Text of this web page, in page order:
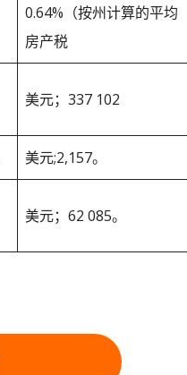
0.64%（按州计算的平均
房产税
美元；337 102
美元;2,157。
美元；62 085。